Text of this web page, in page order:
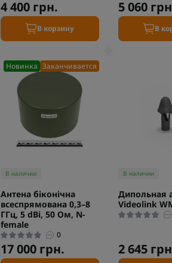
4 400 грн.
В корзину
5 060
В
Новинка Заканчивается
В наличии
Антена біконічна
всеспрямована 0,3–8
ГГц, 5 dBi, 50 Ом, N-
female
0
17 000 грн.
В наличии
Дипольная
Videolink
2 645